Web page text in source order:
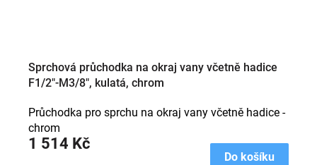
Sprchová průchodka na okraj vany včetně hadice
F1/2"-M3/8", kulatá, chrom
1 514 Kč
Do košíku
Průchodka pro sprchu na okraj vany včetně hadice -
chrom